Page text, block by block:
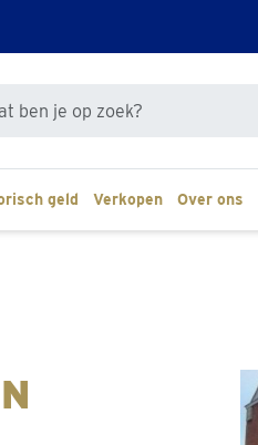
geld Verkopen Over ons